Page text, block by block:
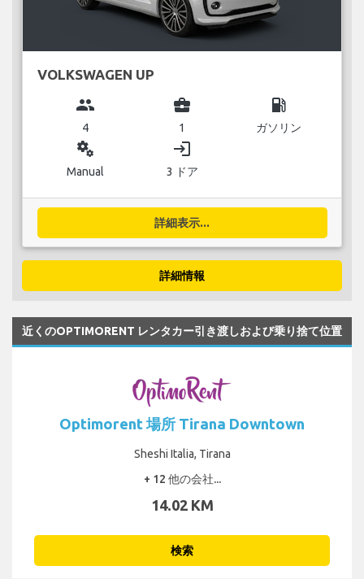
VOLKSWAGEN UP
group
4
business_center
1
local_gas_station
ガソリン
miscellaneous_services
Manual
login
3 ドア
詳細表示...
詳細情報
近くのOPTIMORENT レンタカー引き渡しおよび乗り捨て位置
Optimorent 場所 Tirana Downtown
Sheshi Italia, Tirana
+ 12 他の会社...
14.02 KM
検索